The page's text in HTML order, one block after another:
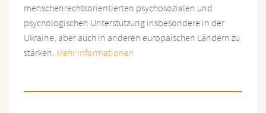
menschenrechtsorientierten psychosozialen und
psychologischen Unterstützung insbesondere in der
Ukraine, aber auch in anderen europäischen Ländern zu
stärken. Mehr Informationen